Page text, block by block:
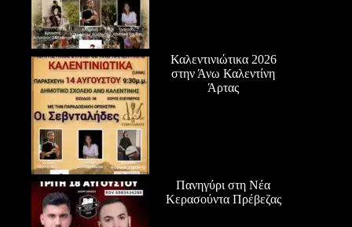
Καλεντινιώτικα 2026
στην Άνω Καλεντίνη
Άρτας
Πανηγύρι στη Νέα
Κερασούντα Πρέβεζας